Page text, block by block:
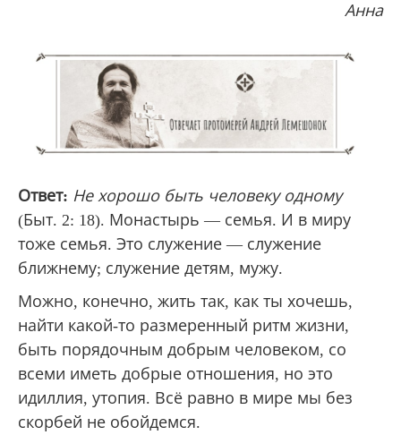
Анна
Ответ: Не хорошо быть человеку одному
(Быт. 2: 18). Монастырь — семья. И в миру
тоже семья. Это служение — служение
ближнему; служение детям, мужу.
Можно, конечно, жить так, как ты хочешь,
найти какой-то размеренный ритм жизни,
быть порядочным добрым человеком, со
всеми иметь добрые отношения, но это
идиллия, утопия. Всё равно в мире мы без
скорбей не обойдемся.